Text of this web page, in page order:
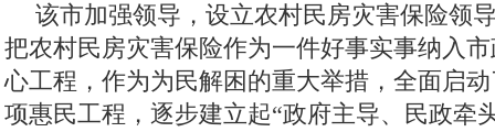
该市加强领导，设立农村民房灾害保险领
把农村民房灾害保险作为一件好事实事纳入
心工程，作为为民解困的重大举措，全面启
项惠民工程，逐步建立起“政府主导、民政牵